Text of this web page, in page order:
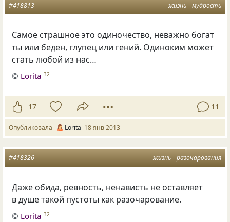
жизнь мудрость
#418813
Самое страшное это одиночество, неважно богат
ты или беден, глупец или гений. Одиноким может
стать любой из нас…
© Lorita 32
17 11
Опубликовала Lorita 18 янв 2013
жизнь разочарования
#418326
Даже обида, ревность, ненависть не оставляет
в душе такой пустоты как разочарование.
© Lorita 32